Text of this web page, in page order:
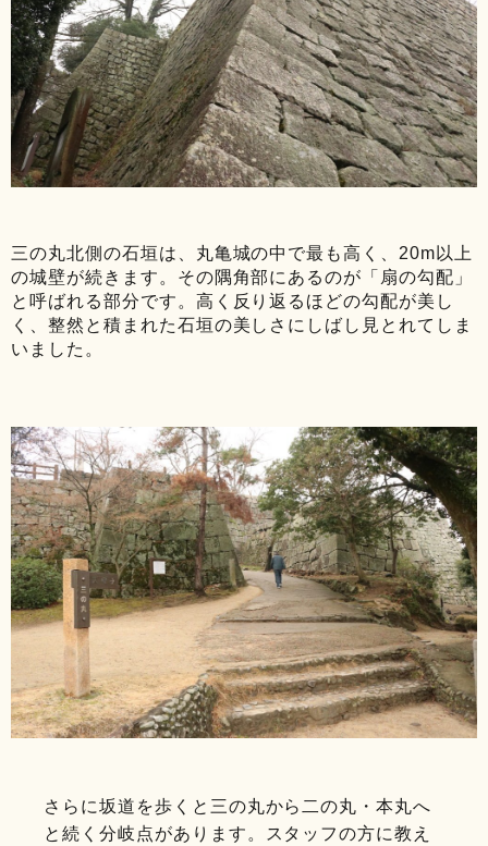
三の丸北側の石垣は、丸亀城の中で最も高く、20m以上
の城壁が続きます。その隅角部にあるのが「扇の勾配」
と呼ばれる部分です。高く反り返るほどの勾配が美し
く、整然と積まれた石垣の美しさにしばし見とれてしま
いました。
さらに坂道を歩くと三の丸から二の丸・本丸へ
と続く分岐点があります。スタッフの方に教え